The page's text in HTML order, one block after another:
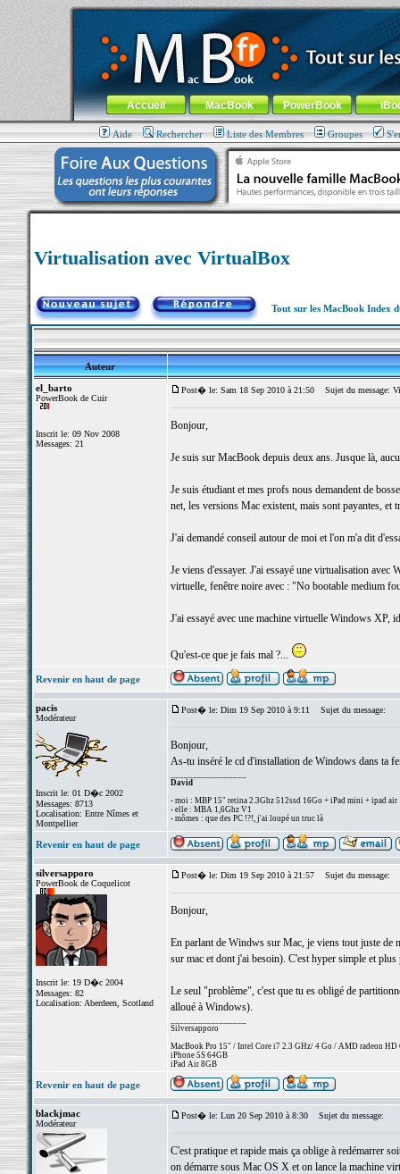
MacBook-fr.com : 100% Apple... 100% nomade !
Aller au contenu-Aller au menu général-Aller au menu de
Menu général
Accueil MacBook PowerBook
Aide Rechercher Liste des Membres Groupes
Virtualisation avec VirtualBox
Tout sur les MacBook Index
Auteur
el_barto
PowerBook de Cuir
Inscrit le: 09 Nov 2008
Messages: 21
Post� le: Sam 18 Sep 2010 à 21:50 Sujet du message:
Bonjour,
Je suis sur MacBook depuis deux ans. Jusque là,
Je suis étudiant et mes profs nous demandent de
net, les versions Mac existent, mais sont payantes, et
J'ai demandé conseil autour de moi et l'on m'a dit
Je viens d'essayer. J'ai essayé une virtualisation
virtuelle, fenêtre noire avec : "No bootable medium
J'ai essayé avec une machine virtuelle Windows XP,
Qu'est-ce que je fais mal ?...
Revenir en haut de page
pacis
Modérateur
Inscrit le: 01 D�c 2002
Messages: 8713
Localisation: Entre Nîmes et
Montpellier
Post� le: Dim 19 Sep 2010 à 9:11 Sujet du message:
Bonjour,
As-tu inséré le cd d'installation de Windows dans ta
David
- moi : MBP 15" retina 2.3Ghz 512ssd 16Go + iPad mini + ipad air
- elle : MBA 1,6Ghz V1
- mômes : que des PC !?!, j'ai loupé un truc là
Revenir en haut de page
silversapporo
PowerBook de Coquelicot
Inscrit le: 19 D�c 2004
Messages: 82
Localisation: Aberdeen, Scotland
Post� le: Dim 19 Sep 2010 à 21:57 Sujet du message:
Bonjour,
En parlant de Windws sur Mac, je viens tout juste
sur mac et dont j'ai besoin). C'est hyper simple et
Le seul "problème", c'est que tu es obligé de
alloué à Windows).
Silversapporo
MacBook Pro 15" / Intel Core i7 2.3 GHz/ 4 Go / AMD radeon
iPhone 5S 64GB
iPad Air 8GB
Revenir en haut de page
blackjmac
Modérateur
Post� le: Lun 20 Sep 2010 à 8:30 Sujet du message:
C'est pratique et rapide mais ça oblige à redémarrer
on démarre sous Mac OS X et on lance la machine